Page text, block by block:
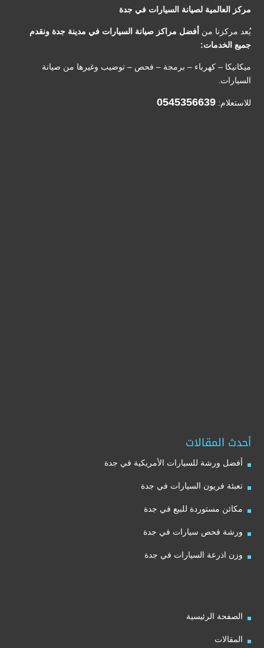
مركز العالمية لصيانة السيارات في جدة
يُعد مركزنا من أفضل مراكز صيانة السيارات في مدينة جدة ونقدم
جميع الخدمات:
ميكانيكا – كهرباء – برمجة – فحص – توضيب وغيرها من صيانة
السيارات.
للاستعلام: 0545356639
أحدث المقالات
أفضل ورشة للسيارات الأمريكية في جدة
تعبئة فريون السيارات في جدة
مكائن مستوردة للبيع في جدة
ورشة فحص سيارات في جدة
وزن اذرعة السيارات في جدة
الصفحة الرئيسية
المقالات